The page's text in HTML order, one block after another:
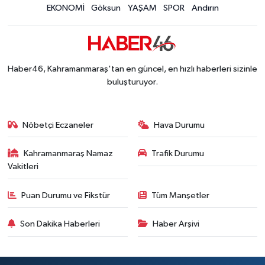
Kahramanmaraş'ta Hacı Murat Caddesi Baştan
12:09 |Kahramanmaraş'ta Madrigal Coşkusu! Fuar
Kahramanmaraş'ta Said Bey Sitesi Davasında 3
EKONOMİ
Göksun YAŞAM SPOR Andırın
Haber46, Kahramanmaraş'tan en güncel, en hızlı haberleri sizinle
buluşturuyor.
Nöbetçi Eczaneler Hava Durumu
Kahramanmaraş Namaz
Vakitleri
Trafik Durumu
Puan Durumu ve Fikstür Tüm Manşetler
Son Dakika Haberleri Haber Arşivi